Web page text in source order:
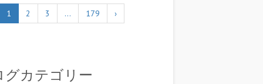
1 2 3 … 179 ›
グカテゴリー